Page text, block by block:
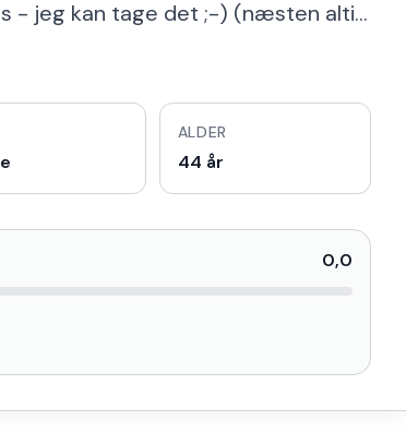
- jeg kan tage det ;-) (næsten alti…
ALDER
44 år
0,0